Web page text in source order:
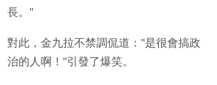
長。"
對此，金九拉不禁調侃道："是很會搞政
治的人啊！"引發了爆笑。